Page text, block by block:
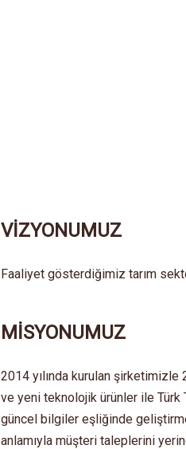
VİZYONUMUZ
Faaliyet gösterdiğimiz tarım
MİSYONUMUZ
2014 yılında kurulan
ve yeni teknolojik ürünler ile Türk
güncel bilgiler eşliğinde
anlamıyla müşteri taleplerini